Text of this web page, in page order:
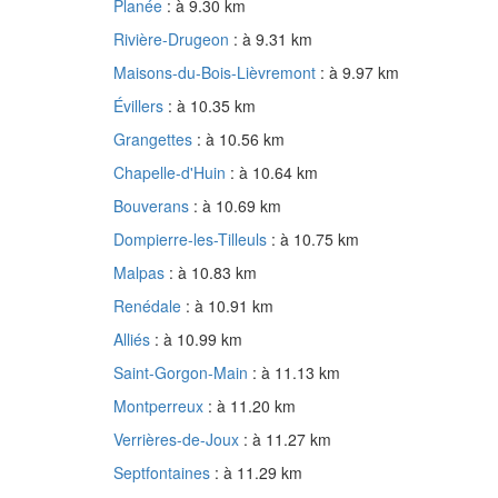
Planée : à 9.30 km
Rivière-Drugeon : à 9.31 km
Maisons-du-Bois-Lièvremont : à 9.97 km
Évillers : à 10.35 km
Grangettes : à 10.56 km
Chapelle-d'Huin : à 10.64 km
Bouverans : à 10.69 km
Dompierre-les-Tilleuls : à 10.75 km
Malpas : à 10.83 km
Renédale : à 10.91 km
Alliés : à 10.99 km
Saint-Gorgon-Main : à 11.13 km
Montperreux : à 11.20 km
Verrières-de-Joux : à 11.27 km
Septfontaines : à 11.29 km